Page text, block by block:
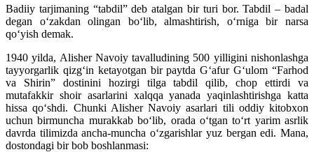
Badiiy tarjimaning “tabdil” deb atalgan bir turi bor. Tabdil – badal
degan o‘zakdan olingan bo‘lib, almashtirish, o‘rniga bir narsa
qo‘yish demak.
1940 yilda, Alisher Navoiy tavalludining 500 yilligini nishonlashga
tayyorgarlik qizg‘in ketayotgan bir paytda G‘afur G‘ulom “Farhod
va Shirin” dostinini hozirgi tilga tabdil qilib, chop ettirdi va
mutafakkir shoir asarlarini xalqqa yanada yaqinlashtirishga katta
hissa qo‘shdi. Chunki Alisher Navoiy asarlari tili oddiy kitobxon
uchun birmuncha murakkab bo‘lib, orada o‘tgan to‘rt yarim asrlik
davrda tilimizda ancha-muncha o‘zgarishlar yuz bergan edi. Mana,
dostondagi bir bob boshlanmasi: